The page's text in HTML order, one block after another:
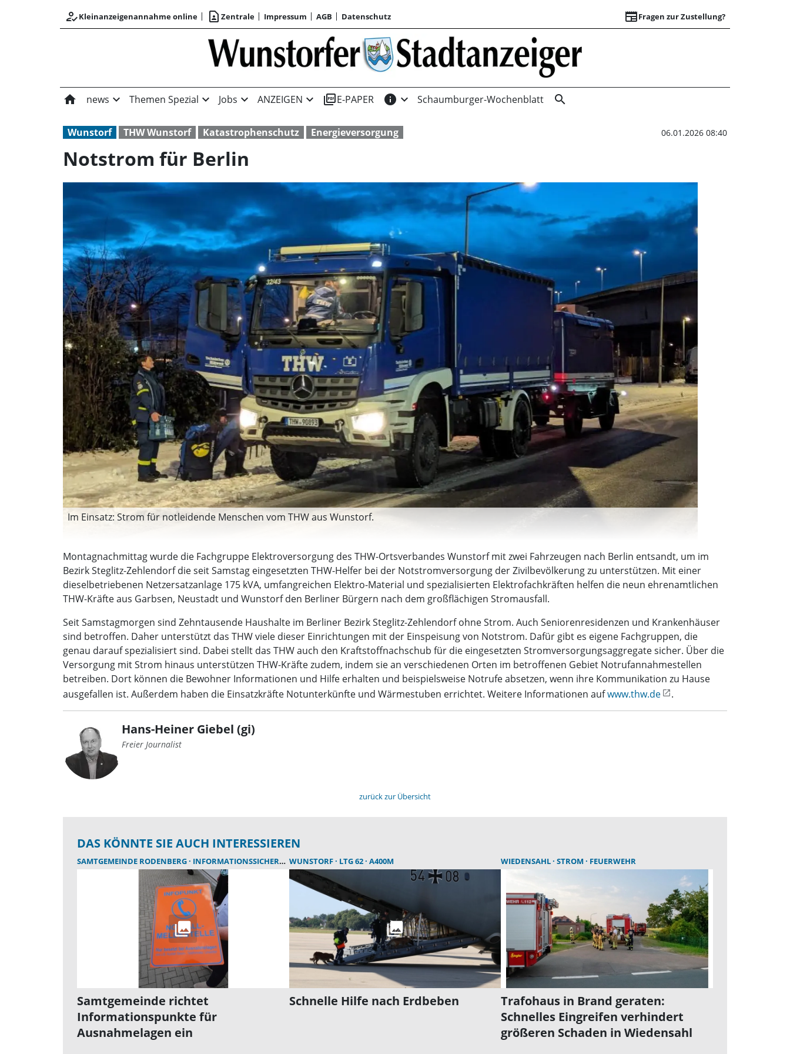
how_to_regKleinanzeigenannahme online contact_page Zentrale Impressum AGB Datenschutz newspaperFragen zur Zustellung?
Notstrom für
home news expand_more Themen Spezial expand_more Jobs expand_more ANZEIGEN expand_more picture_as_pdfE-PAPER info expand_more Schaumburger-Wochenblatt search
Wunstorf THW Wunstorf Katastrophenschutz Energieversorgung 06.01.2026 08:40
Notstrom für Berlin
Im Einsatz: Strom für notleidende Menschen vom THW aus Wunstorf.
Montagnachmittag wurde die Fachgruppe Elektroversorgung des THW-Ortsverbandes Wunstorf mit zwei Fahrzeugen nach Berlin entsandt, um im
Bezirk Steglitz-Zehlendorf die seit Samstag eingesetzten THW-Helfer bei der Notstromversorgung der Zivilbevölkerung zu unterstützen. Mit einer
dieselbetriebenen Netzersatzanlage 175 kVA, umfangreichen Elektro-Material und spezialisierten Elektrofachkräften helfen die neun ehrenamtlichen
THW-Kräfte aus Garbsen, Neustadt und Wunstorf den Berliner Bürgern nach dem großflächigen Stromausfall.
Seit Samstagmorgen sind Zehntausende Haushalte im Berliner Bezirk Steglitz-Zehlendorf ohne Strom. Auch Seniorenresidenzen und Krankenhäuser
sind betroffen. Daher unterstützt das THW viele dieser Einrichtungen mit der Einspeisung von Notstrom. Dafür gibt es eigene Fachgruppen, die
genau darauf spezialisiert sind. Dabei stellt das THW auch den Kraftstoffnachschub für die eingesetzten Stromversorgungsaggregate sicher. Über die
Versorgung mit Strom hinaus unterstützen THW-Kräfte zudem, indem sie an verschiedenen Orten im betroffenen Gebiet Notrufannahmestellen
betreiben. Dort können die Bewohner Informationen und Hilfe erhalten und beispielsweise Notrufe absetzen, wenn ihre Kommunikation zu Hause
ausgefallen ist. Außerdem haben die Einsatzkräfte Notunterkünfte und Wärmestuben errichtet. Weitere Informationen aufwww.thw.de .
Hans-Heiner Giebel (gi)
Freier Journalist
zurück zur Übersicht
DAS KÖNNTE SIE AUCH INTERESSIEREN
SAMTGEMEINDE RODENBERG INFORMATIONSSICHERHEIT ERSTE-HILFE
Samtgemeinde richtet
Informationspunkte für
Ausnahmelagen ein
WUNSTORF LTG 62 A400M
Schnelle Hilfe nach Erdbeben
WIEDENSAHL STROM FEUERWEHR
Trafohaus in Brand geraten:
Schnelles Eingreifen verhindert
größeren Schaden in Wiedensahl